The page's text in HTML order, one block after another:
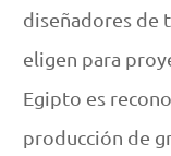
diseñadores
eligen para
Egipto es
producción de